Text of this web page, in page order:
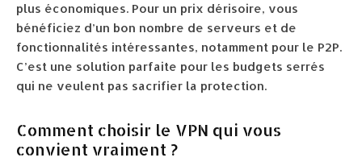
plus économiques. Pour un prix dérisoire, vous
bénéficiez d’un bon nombre de serveurs et de
fonctionnalités intéressantes, notamment pour le P2P.
C’est une solution parfaite pour les budgets serrés
qui ne veulent pas sacrifier la protection.
Comment choisir le VPN qui vous
convient vraiment ?